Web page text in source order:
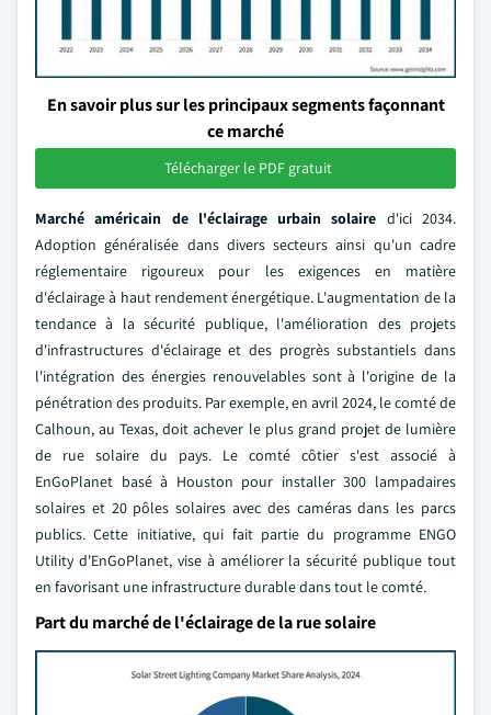
En savoir plus sur les principaux segments façonnant
ce marché
Télécharger le PDF gratuit
Marché américain de l'éclairage urbain solaire d'ici 2034.
Adoption généralisée dans divers secteurs ainsi qu'un cadre
réglementaire rigoureux pour les exigences en matière
d'éclairage à haut rendement énergétique. L'augmentation de la
tendance à la sécurité publique, l'amélioration des projets
d'infrastructures d'éclairage et des progrès substantiels dans
l'intégration des énergies renouvelables sont à l'origine de la
pénétration des produits. Par exemple, en avril 2024, le comté de
Calhoun, au Texas, doit achever le plus grand projet de lumière
de rue solaire du pays. Le comté côtier s'est associé à
EnGoPlanet basé à Houston pour installer 300 lampadaires
solaires et 20 pôles solaires avec des caméras dans les parcs
publics. Cette initiative, qui fait partie du programme ENGO
Utility d'EnGoPlanet, vise à améliorer la sécurité publique tout
en favorisant une infrastructure durable dans tout le comté.
Part du marché de l'éclairage de la rue solaire